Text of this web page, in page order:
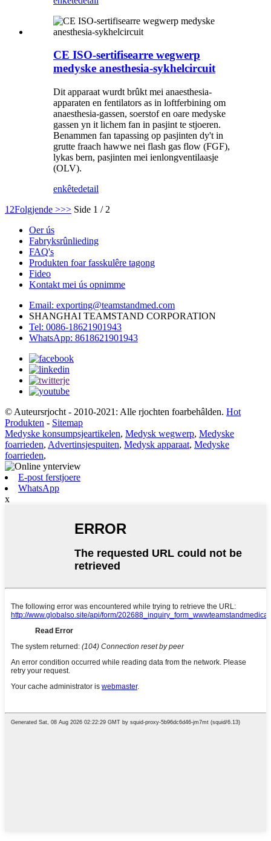
CE ISO-sertifisearre wegwerp
medyske anesthesia-sykhelcircuit
Dit apparaat wurdt brûkt mei anaesthesia-
apparaten en fentilators as in loftferbining om
anaesthesia-gassen, soerstof en oare medyske
gassen yn it lichem fan in pasjint te stjoeren.
Benammen fan tapassing op pasjinten dy't in
grutte fraach hawwe nei flash gas flow (FGF),
lykas bern, pasjinten mei ienlongventilaasje
(OLV).
enkêtedetail
1 2Folgjende >>> Side 1 / 2
Oer ús
Fabryksrûnlieding
FAQ's
Produkten foar fasskulêre tagong
Fideo
Kontakt mei ús opnimme
Email: exporting@teamstandmed.com
SHANGHAI TEAMSTAND CORPORATION
Tel: 0086-18621901943
WhatsApp: 8618621901943
© Auteursrjocht - 2010-2021: Alle rjochten foarbehâlden. Hot
Produkten - Sitemap
Medyske konsumpsjeartikelen, Medysk wegwerp, Medyske
foarrieden, Advertinsjespuiten, Medysk apparaat, Medyske
foarrieden,
E-post ferstjoere
WhatsApp
x